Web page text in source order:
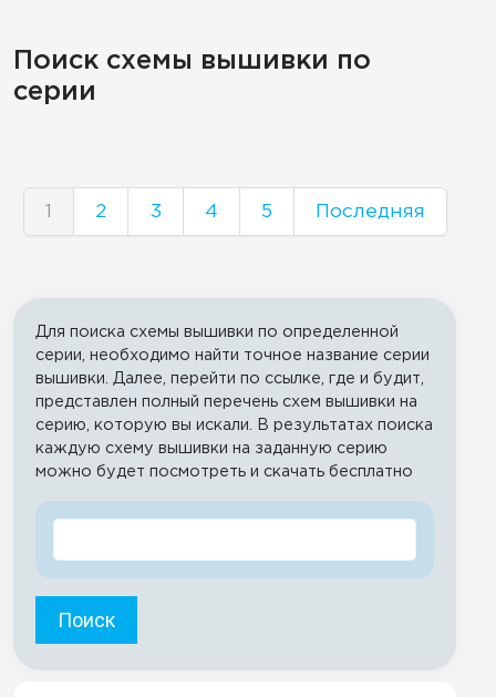
Поиск схемы вышивки по
серии
1 2 3 4 5 Последняя
Для поиска схемы вышивки по определенной
серии, необходимо найти точное название серии
вышивки. Далее, перейти по ссылке, где и будит,
представлен полный перечень схем вышивки на
серию, которую вы искали. В результатах поиска
каждую схему вышивки на заданную серию
можно будет посмотреть и скачать бесплатно
Поиск